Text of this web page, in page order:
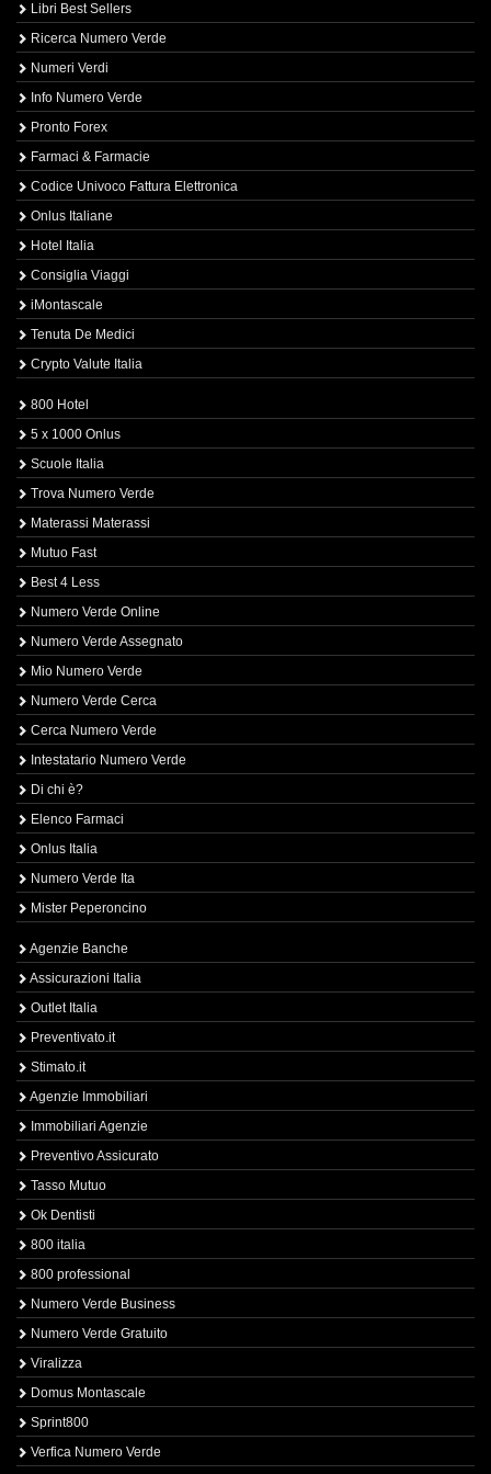
Libri Best Sellers
Ricerca Numero Verde
Numeri Verdi
Info Numero Verde
Pronto Forex
Farmaci & Farmacie
Codice Univoco Fattura Elettronica
Onlus Italiane
Hotel Italia
Consiglia Viaggi
iMontascale
Tenuta De Medici
Crypto Valute Italia
800 Hotel
5 x 1000 Onlus
Scuole Italia
Trova Numero Verde
Materassi Materassi
Mutuo Fast
Best 4 Less
Numero Verde Online
Numero Verde Assegnato
Mio Numero Verde
Numero Verde Cerca
Cerca Numero Verde
Intestatario Numero Verde
Di chi è?
Elenco Farmaci
Onlus Italia
Numero Verde Ita
Mister Peperoncino
Agenzie Banche
Assicurazioni Italia
Outlet Italia
Preventivato.it
Stimato.it
Agenzie Immobiliari
Immobiliari Agenzie
Preventivo Assicurato
Tasso Mutuo
Ok Dentisti
800 italia
800 professional
Numero Verde Business
Numero Verde Gratuito
Viralizza
Domus Montascale
Sprint800
Verfica Numero Verde